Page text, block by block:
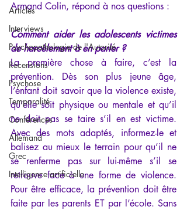
Articles
Interviews
Psychopathologie de l'Autorité
Recensions
Psychose
Temporalité
Conférences
Allemand
Grec
Intelligence artificielle
Armand Colin, répond à nos questions :
Comment aider les adolescents victimes
de harcèlement à en parler ?
La première chose à faire, c’est la
prévention. Dès son plus jeune âge,
l’enfant doit savoir que la violence existe,
qu’elle soit physique ou mentale et qu’il
ne doit pas se taire s’il en est victime.
Avec des mots adaptés, informez-le et
balisez au mieux le terrain pour qu’il ne
se renferme pas sur lui-même s’il se
retrouve face à une forme de violence.
Pour être efficace, la prévention doit être
faite par les parents ET par l’école. Sans